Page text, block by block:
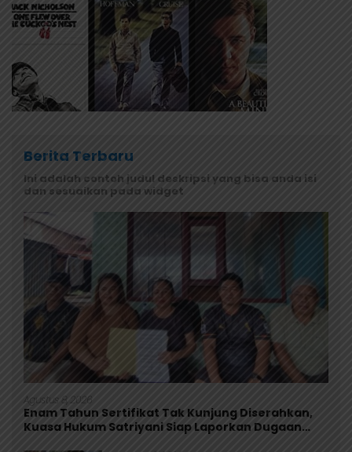
Berita Terbaru
Ini adalah contoh judul deskripsi yang bisa anda isi
dan sesuaikan pada widget
Agustus 8, 2026
Enam Tahun Sertifikat Tak Kunjung Diserahkan,
Kuasa Hukum Satriyani Siap Laporkan Dugaan